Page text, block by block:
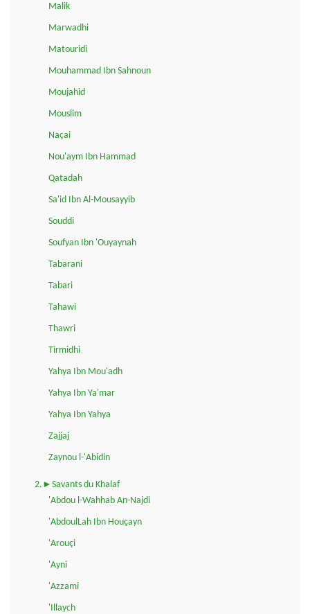
Malik
Marwadhi
Matouridi
Mouhammad Ibn Sahnoun
Moujahid
Mouslim
Naçai
Nou'aym Ibn Hammad
Qatadah
Sa'id Ibn Al-Mousayyib
Souddi
Soufyan Ibn 'Ouyaynah
Tabarani
Tabari
Tahawi
Thawri
Tirmidhi
Yahya Ibn Mou'adh
Yahya Ibn Ya'mar
Yahya Ibn Yahya
Zajjaj
Zaynou l-'Abidin
2.►Savants du Khalaf
'Abdou l-Wahhab An-Najdi
'AbdoulLah Ibn Houçayn
'Arouçi
'Ayni
'Azzami
'Illaych